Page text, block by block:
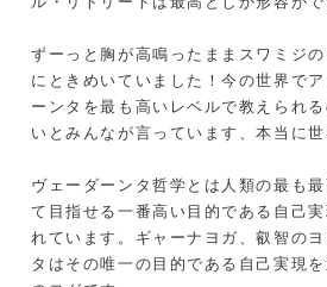
ずーっと胸が高鳴ったままスワミジ
にときめいていました！今の世界で
ーンタを最も高いレベルで教えられ
いとみんなが言っています、本当に世
ヴェーダーンタ哲学とは人類の最も
て目指せる一番高い目的である自己
れています。ギャーナヨガ、叡智の
タはその唯一の目的である自己実現